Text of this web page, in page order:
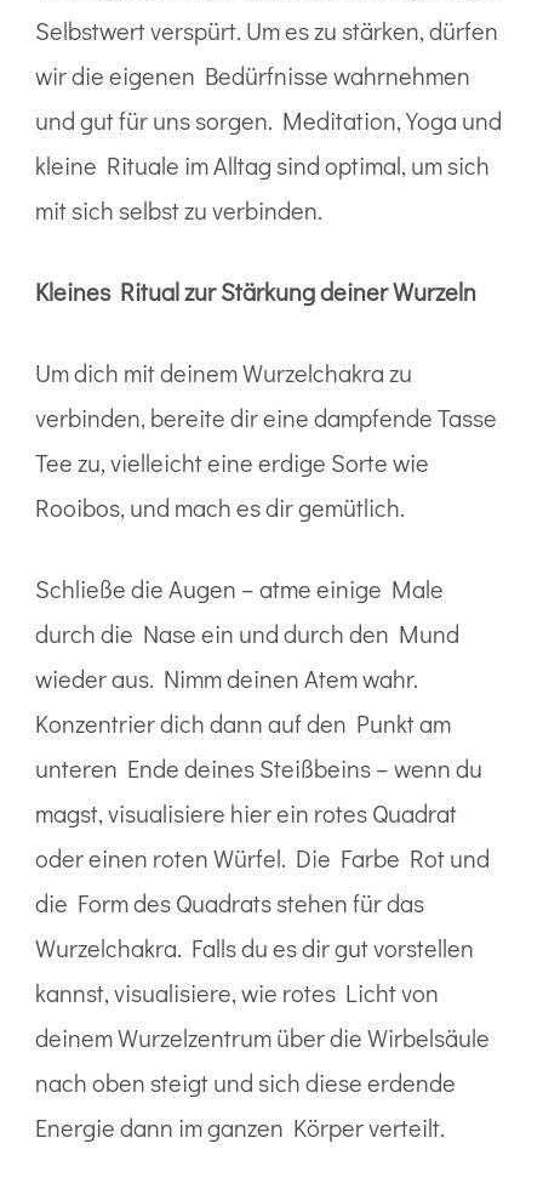
Selbstwert verspürt. Um es zu stärken, dürfen
wir die eigenen Bedürfnisse wahrnehmen
und gut für uns sorgen. Meditation, Yoga und
kleine Rituale im Alltag sind optimal, um sich
mit sich selbst zu verbinden.
Kleines Ritual zur Stärkung deiner Wurzeln
Um dich mit deinem Wurzelchakra zu
verbinden, bereite dir eine dampfende Tasse
Tee zu, vielleicht eine erdige Sorte wie
Rooibos, und mach es dir gemütlich.
Schließe die Augen – atme einige Male
durch die Nase ein und durch den Mund
wieder aus. Nimm deinen Atem wahr.
Konzentrier dich dann auf den Punkt am
unteren Ende deines Steißbeins – wenn du
magst, visualisiere hier ein rotes Quadrat
oder einen roten Würfel. Die Farbe Rot und
die Form des Quadrats stehen für das
Wurzelchakra. Falls du es dir gut vorstellen
kannst, visualisiere, wie rotes Licht von
deinem Wurzelzentrum über die Wirbelsäule
nach oben steigt und sich diese erdende
Energie dann im ganzen Körper verteilt.